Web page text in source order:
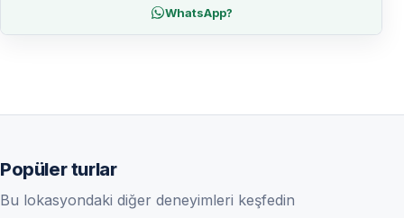
WhatsApp?
Popüler turlar
Bu lokasyondaki diğer deneyimleri keşfedin